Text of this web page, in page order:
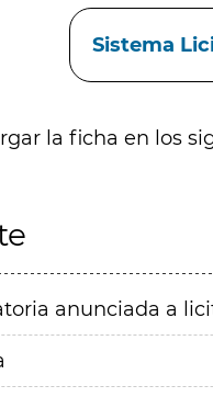
Sistema
la ficha en los
anunciada a